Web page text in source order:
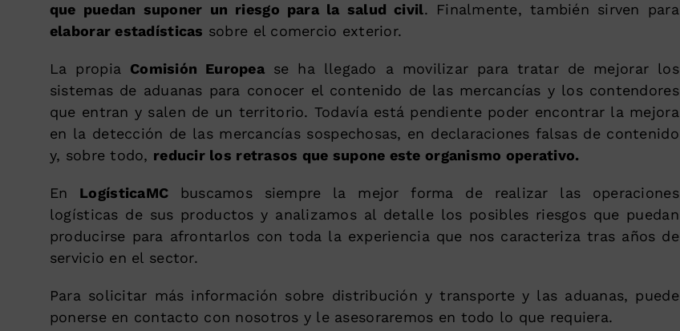
que puedan suponer un riesgo para la salud civil. Finalmente, también sirven para
elaborar estadísticas sobre el comercio exterior.
La propia Comisión Europease ha llegado a movilizar para tratar de mejorar los
sistemas de aduanas para conocer el contenido de las mercancías y los contendores
que entran y salen de un territorio. Todavía está pendiente poder encontrar la mejora
en la detección de las mercancías sospechosas, en declaraciones falsas de contenido
y, sobre todo, reducir los retrasos que supone este organismo operativo.
En LogísticaMC buscamos siempre la mejor forma de realizar las operaciones
logísticas de sus productos y analizamos al detalle los posibles riesgos que puedan
producirse para afrontarlos con toda la experiencia que nos caracteriza tras años de
servicio en el sector.
Para solicitar más información sobre distribución y transporte y las aduanas, puede
ponerse en contacto con nosotros y le asesoraremos en todo lo que requiera.